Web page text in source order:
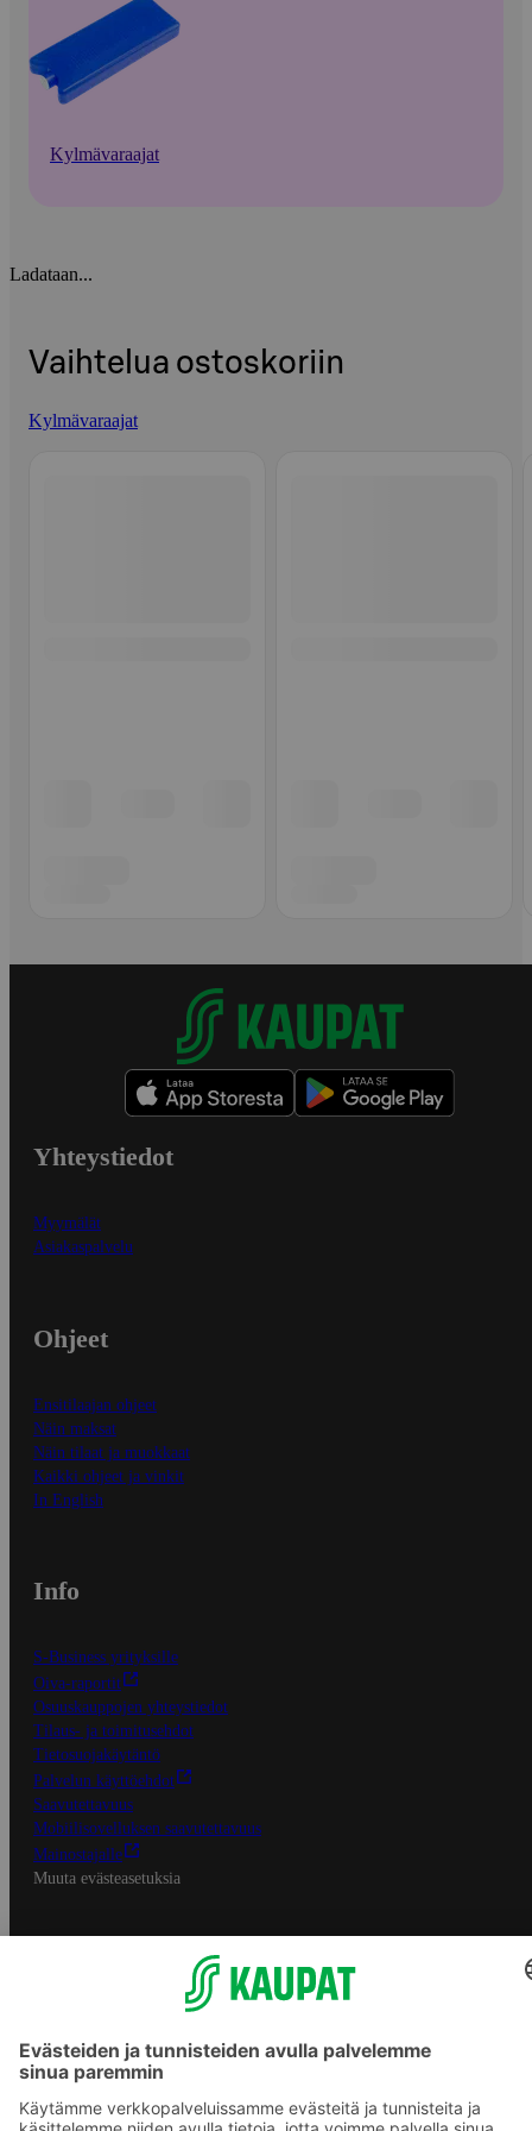
Kylmävaraajat
Ladataan...
Vaihtelua ostoskoriin
Kylmävaraajat
Yhteystiedot
Myymälät
Asiakaspalvelu
Ohjeet
Ensitilaajan ohjeet
Näin maksat
Näin tilaat ja muokkaat
Kaikki ohjeet ja vinkit
In English
Info
S-Business yrityksille
Oiva-raportit
Osuuskauppojen yhteystiedot
Tilaus- ja toimitusehdot
Tietosuojakäytäntö
Palvelun käyttöehdot
Saavutettavuus
Mobiilisovelluksen saavutettavuus
Mainostajalle
Muuta evästeasetuksia
S-ryhmän palvelut
Asiakasomistajuus
S-ostoslista -sovellus